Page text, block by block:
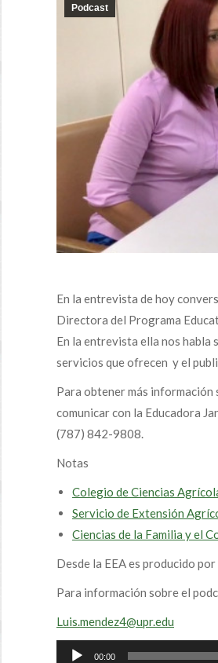
Podcast
En la entrevista de hoy
Directora del Programa
En la entrevista ella nos habla
servicios que ofrecen y el
Para obtener más información
comunicar con la Educadora
(787) 842-9808.
Notas
Colegio de Ciencias
Servicio de Extensión
Ciencias de la Familia y el
Desde la EEA es producido
Para información sobre el
Luis.mendez4@upr.edu
Audio
00:00